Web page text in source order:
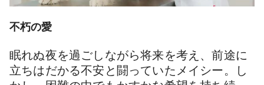
不朽の愛
眠れぬ夜を過ごしながら将来を考え、前途に
立ちはだかる不安と闘っていたメイシー。し